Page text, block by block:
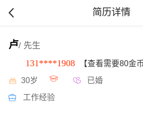
简历详情
卢/ 先生
131****1908 【查看需要80金币
30岁 已婚
工作经验